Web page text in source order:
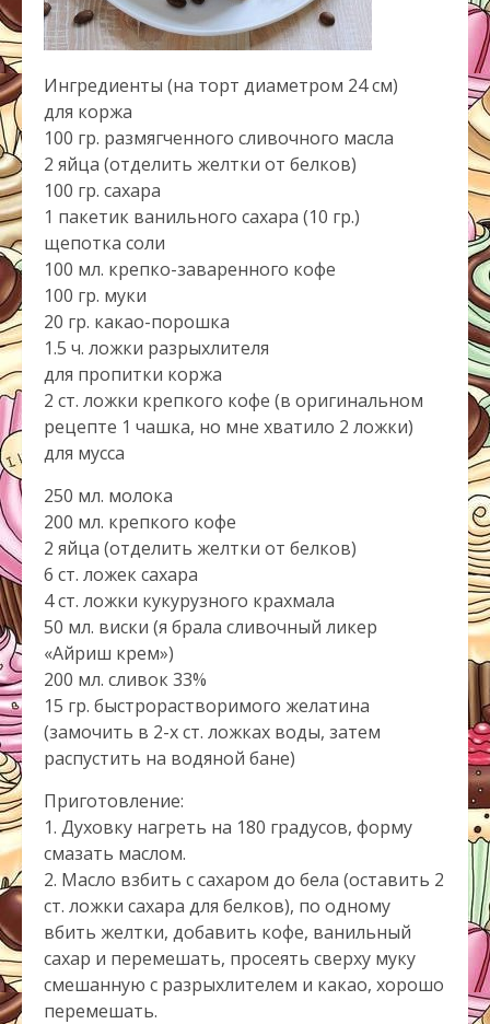
Ингредиенты (на торт диаметром 24 см)
для коржа
100 гр. размягченного сливочного масла
2 яйца (отделить желтки от белков)
100 гр. сахара
1 пакетик ванильного сахара (10 гр.)
щепотка соли
100 мл. крепко-заваренного кофе
100 гр. муки
20 гр. какао-порошка
1.5 ч. ложки разрыхлителя
для пропитки коржа
2 ст. ложки крепкого кофе (в оригинальном
рецепте 1 чашка, но мне хватило 2 ложки)
для мусса
250 мл. молока
200 мл. крепкого кофе
2 яйца (отделить желтки от белков)
6 ст. ложек сахара
4 ст. ложки кукурузного крахмала
50 мл. виски (я брала сливочный ликер
«Айриш крем»)
200 мл. сливок 33%
15 гр. быстрорастворимого желатина
(замочить в 2-х ст. ложках воды, затем
распустить на водяной бане)
Приготовление:
1. Духовку нагреть на 180 градусов, форму
смазать маслом.
2. Масло взбить с сахаром до бела (оставить 2
ст. ложки сахара для белков), по одному
вбить желтки, добавить кофе, ванильный
сахар и перемешать, просеять сверху муку
смешанную с разрыхлителем и какао, хорошо
перемешать.